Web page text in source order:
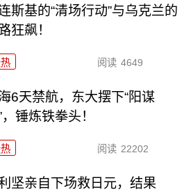
斯基的“清场行动”与乌克兰的
狂飙！
阅读 4649
6天禁航，东大摆下“阳谋
，锤炼铁拳头！
阅读 22202
坚亲自下场救日元，结果